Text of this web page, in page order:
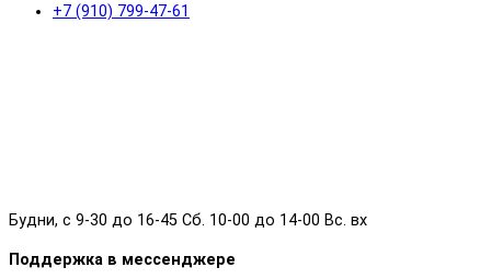
+7 (910) 799-47-61
Будни, с 9-30 до 16-45 Сб. 10-00 до 14-00 Вс. вх
Поддержка в мессенджере